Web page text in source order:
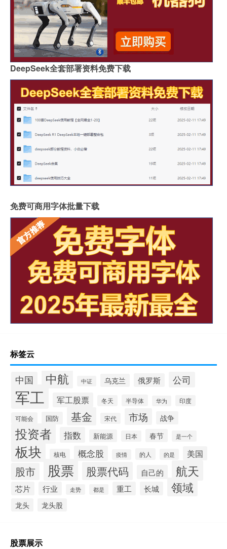
DeepSeek全套部署资料免费下载
免费可商用字体批量下载
标签云
中国 中航 中证 乌克兰 俄罗斯 公司
军工 军工股票 冬天 半导体 华为 印度
可能会 国防 基金 宋代 市场 战争
投资者 指数 新能源 日本 春节 是一个
板块 核电 概念股 疫情 的人 的是 美国
股市 股票 股票代码 自己的 航天
芯片 行业 走势 都是 重工 长城 领域
龙头 龙头股
股票展示